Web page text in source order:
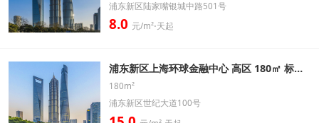
浦东新区陆家嘴银城中路501号
8.0 元/m²⋅天起
浦东新区上海环球金融中心 高区 180㎡ 标准办公室出租信息
180m²
浦东新区世纪大道100号